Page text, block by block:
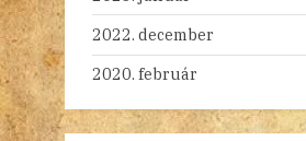
2022. december
2020. február